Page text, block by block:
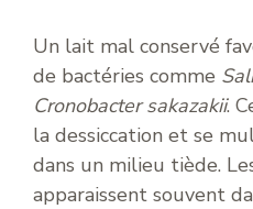
Un lait mal conservé
de bactéries comme
Cronobacter sakazakii.
la dessiccation et se
dans un milieu tiède.
apparaissent souvent